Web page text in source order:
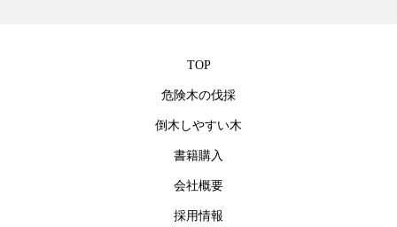
TOP
危険木の伐採
倒木しやすい木
書籍購入
会社概要
採用情報